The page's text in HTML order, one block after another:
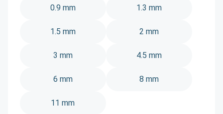
0.9 mm 1.3 mm
1.5 mm 2 mm
3 mm 4.5 mm
6 mm 8 mm
11 mm